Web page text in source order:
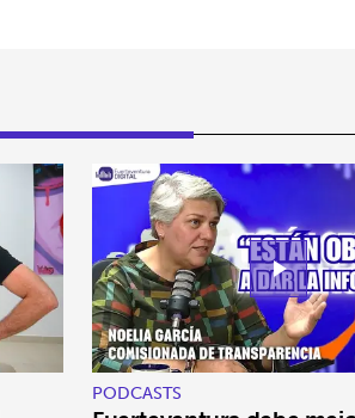
play_arrow
PODCASTS